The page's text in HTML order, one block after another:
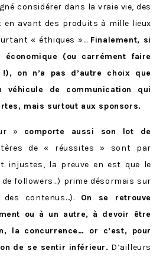
considérer dans la vraie vie, des
avant des produits à mille lieux
« éthiques »… Finalement, si
économique (ou carrément faire
on n’a pas d’autre choix que
de communication qui
mais surtout aux sponsors.
» comporte aussi son lot de
de « réussites » sont par
injustes, la preuve en est que le
followers…) prime désormais sur
contenus…). On se retrouve
ou à un autre, à devoir être
la concurrence… or c’est, pour
de se sentir inférieur. D’ailleurs